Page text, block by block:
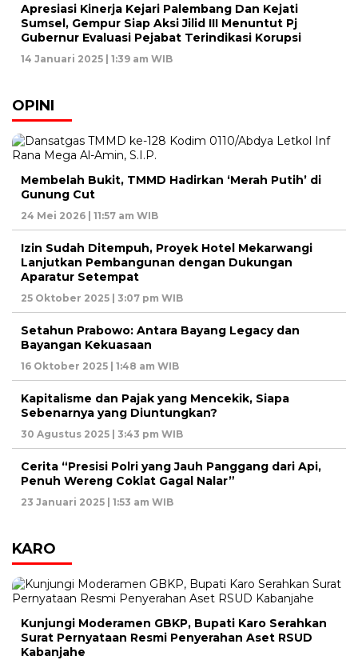
Apresiasi Kinerja Kejari Palembang Dan Kejati
Sumsel, Gempur Siap Aksi Jilid III Menuntut Pj
Gubernur Evaluasi Pejabat Terindikasi Korupsi
14 Januari 2025 | 1:39 am WIB
OPINI
Membelah Bukit, TMMD Hadirkan ‘Merah Putih’ di
Gunung Cut
24 Mei 2026 | 11:57 am WIB
Izin Sudah Ditempuh, Proyek Hotel Mekarwangi
Lanjutkan Pembangunan dengan Dukungan
Aparatur Setempat
25 Oktober 2025 | 3:07 pm WIB
Setahun Prabowo: Antara Bayang Legacy dan
Bayangan Kekuasaan
16 Oktober 2025 | 1:48 am WIB
Kapitalisme dan Pajak yang Mencekik, Siapa
Sebenarnya yang Diuntungkan?
30 Agustus 2025 | 3:43 pm WIB
Cerita “Presisi Polri yang Jauh Panggang dari Api,
Penuh Wereng Coklat Gagal Nalar”
23 Januari 2025 | 1:53 am WIB
KARO
Kunjungi Moderamen GBKP, Bupati Karo Serahkan
Surat Pernyataan Resmi Penyerahan Aset RSUD
Kabanjahe